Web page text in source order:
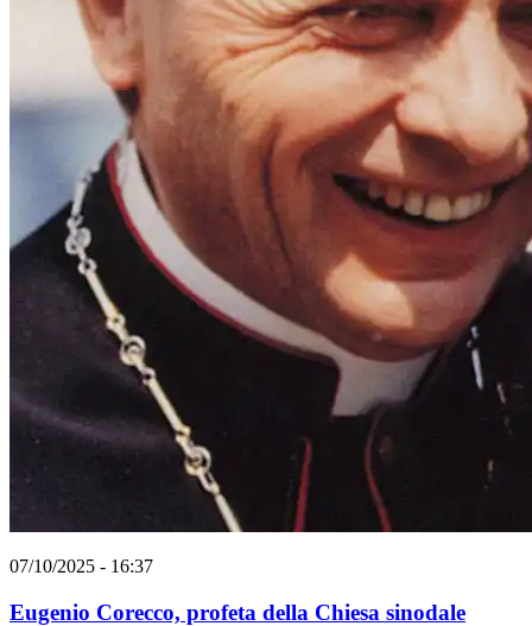
07/10/2025 - 16:37
Eugenio Corecco, profeta della Chiesa sinodale